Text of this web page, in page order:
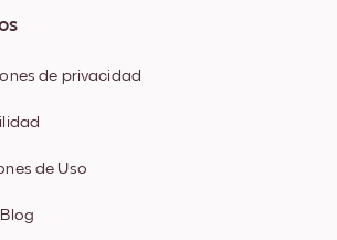
de privacidad
de Uso